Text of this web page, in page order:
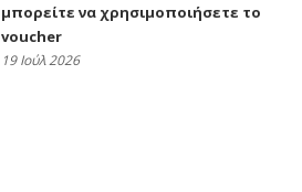
μπορείτε να χρησιμοποιήσετε το
voucher
19 Ιούλ 2026